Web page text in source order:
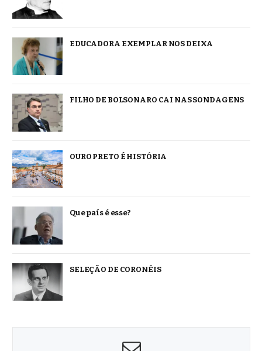
EDUCADORA EXEMPLAR NOS DEIXA
FILHO DE BOLSONARO CAI NAS SONDAGENS
OURO PRETO É HISTÓRIA
Que país é esse?
SELEÇÃO DE CORONÉIS